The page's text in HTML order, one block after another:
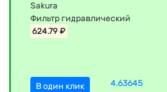
Sakura
Фильтр гидравлический
624.79 ₽
В один клик 4.63645